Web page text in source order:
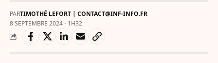
PARTIMOTHÉ LEFORT | CONTACT@INF-INFO.FR
8 SEPTEMBRE 2024 - 1H32